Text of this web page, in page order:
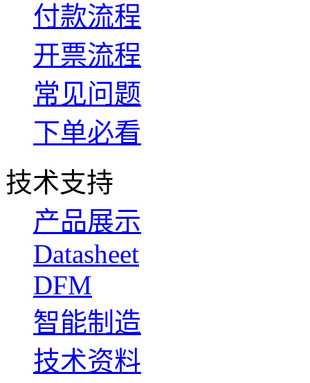
付款流程
开票流程
常见问题
下单必看
技术支持
产品展示
Datasheet
DFM
智能制造
技术资料